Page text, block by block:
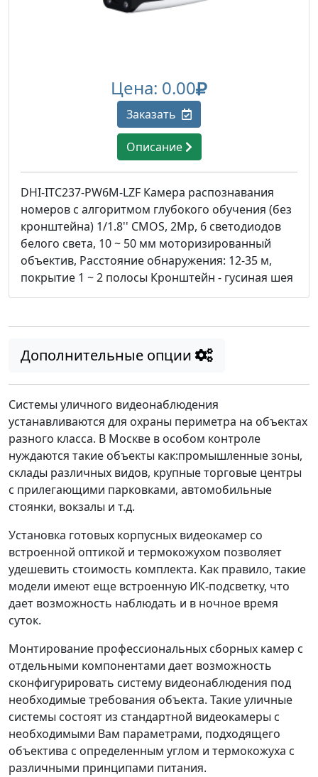
Цена: 0.00
Заказать
Описание
DHI-ITC237-PW6M-LZF Камера распознавания
номеров с алгоритмом глубокого обучения (без
кронштейна) 1/1.8'' CMOS, 2Mp, 6 светодиодов
белого света, 10 ~ 50 мм моторизированный
объектив, Расстояние обнаружения: 12-35 м,
покрытие 1 ~ 2 полосы Кронштейн - гусиная шея
Дополнительные опции
Системы уличного видеонаблюдения
устанавливаются для охраны периметра на объектах
разного класса. В Москве в особом контроле
нуждаются такие объекты как:промышленные зоны,
склады различных видов, крупные торговые центры
с прилегающими парковками, автомобильные
стоянки, вокзалы и т.д.
Установка готовых корпусных видеокамер со
встроенной оптикой и термокожухом позволяет
удешевить стоимость комплекта. Как правило, такие
модели имеют еще встроенную ИК-подсветку, что
дает возможность наблюдать и в ночное время
суток.
Монтирование профессиональных сборных камер с
отдельными компонентами дает возможность
сконфигурировать систему видеонаблюдения под
необходимые требования объекта. Такие уличные
системы состоят из стандартной видеокамеры с
необходимыми Вам параметрами, подходящего
объектива с определенным углом и термокожуха с
различными принципами питания.